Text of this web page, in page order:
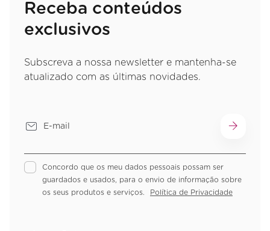
Receba conteúdos
exclusivos
Subscreva a nossa newsletter e mantenha-se
atualizado com as últimas novidades.
Concordo que os meu dados pessoais possam ser
guardados e usados, para o envio de informação sobre
os seus produtos e serviços.
Política de Privacidade